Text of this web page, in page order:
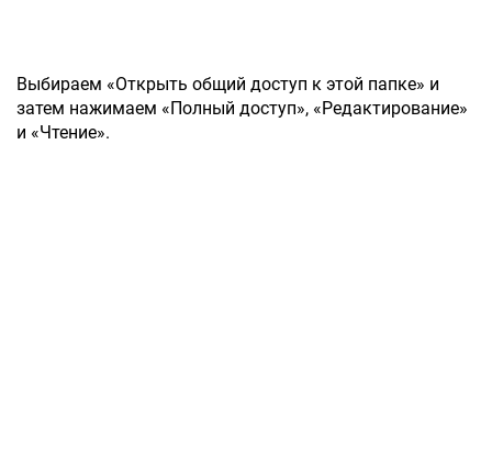
Выбираем «Открыть общий доступ к этой папке» и
затем нажимаем «Полный доступ», «Редактирование»
и «Чтение».